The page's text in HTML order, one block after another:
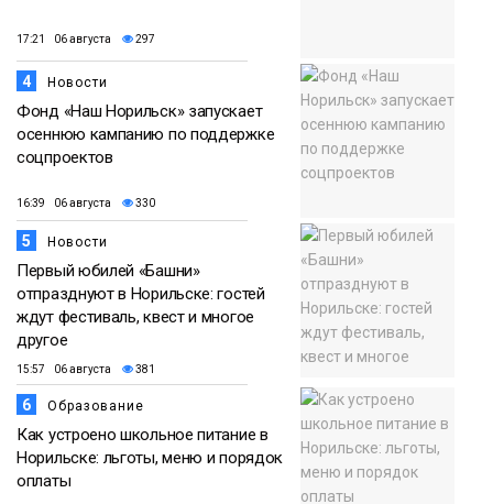
17:21 06 августа 297
4 Новости
Фонд «Наш Норильск» запускает
осеннюю кампанию по поддержке
соцпроектов
16:39 06 августа 330
5 Новости
Первый юбилей «Башни»
отпразднуют в Норильске: гостей
ждут фестиваль, квест и многое
другое
15:57 06 августа 381
6 Образование
Как устроено школьное питание в
Норильске: льготы, меню и порядок
оплаты